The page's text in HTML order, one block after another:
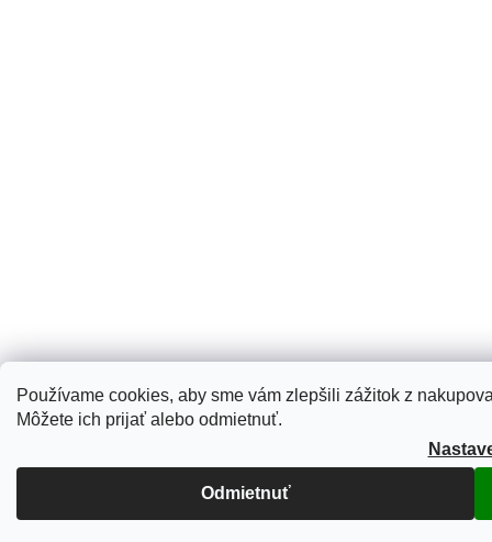
Používame cookies, aby sme vám zlepšili zážitok z
Môžete ich prijať alebo odmietnuť.
Odmietnuť